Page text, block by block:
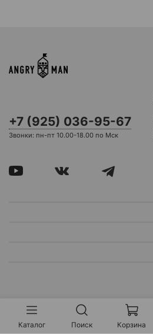
+7 (925) 036-95-67
Звонки: пн-пт 10.00-18.00 по Мск
Каталог Поиск Корзина